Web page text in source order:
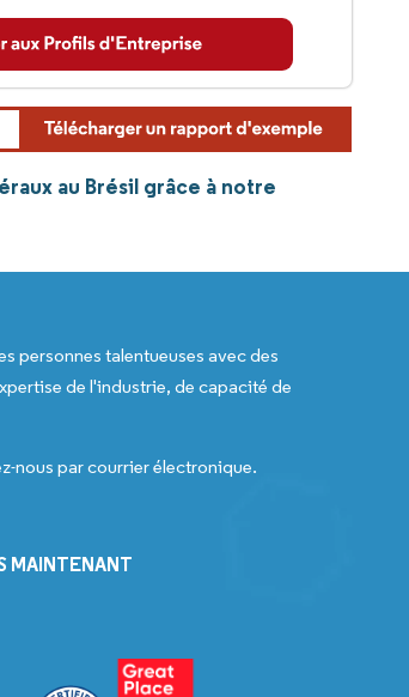
au Brésil grâce à notre
personnes talentueuses avec des
de l'industrie, de capacité de
nous par courrier électronique.
MAINTENANT